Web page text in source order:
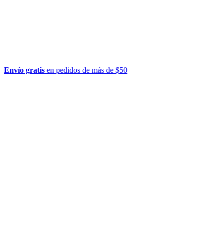
Envío gratis en pedidos de más de $50